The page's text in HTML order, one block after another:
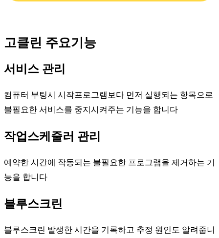
고클린 주요기능
서비스 관리
컴퓨터 부팅시 시작프로그램보다 먼저 실행되는 항목으로
불필요한 서비스를 중지시켜주는 기능을 합니다
작업스케줄러 관리
예약한 시간에 작동되는 불필요한 프로그램을 제거하는 기
능을 합니다
블루스크린
블루스크린 발생한 시간을 기록하고 추정 원인도 알려줍니